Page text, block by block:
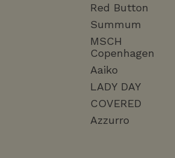
Red Button
Summum
MSCH
Copenhagen
Aaiko
LADY DAY
COVERED
Azzurro